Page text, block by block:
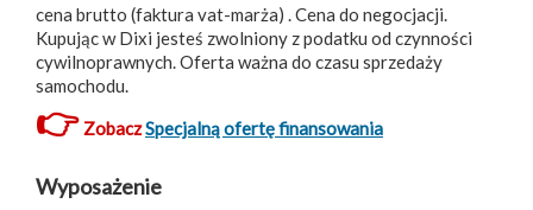
cena brutto (faktura vat-marża) . Cena do negocjacji.
Kupując w Dixi jesteś zwolniony z podatku od czynności
cywilnoprawnych. Oferta ważna do czasu sprzedaży
samochodu.
👉ZobaczSpecjalną ofertę finansowania
Wyposażenie